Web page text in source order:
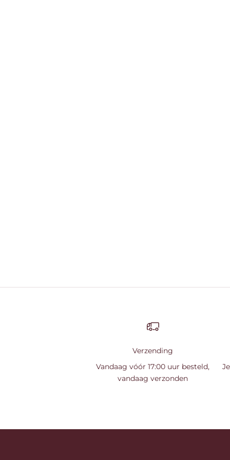
Verzending
Vandaag vóór 17:00 uur besteld,
vandaag verzonden